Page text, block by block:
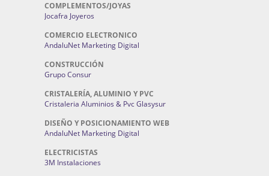
COMPLEMENTOS/JOYAS
Jocafra Joyeros
COMERCIO ELECTRONICO
AndaluNet Marketing Digital
CONSTRUCCIÓN
Grupo Consur
CRISTALERÍA, ALUMINIO Y PVC
Cristaleria Aluminios & Pvc Glasysur
DISEÑO Y POSICIONAMIENTO WEB
AndaluNet Marketing Digital
ELECTRICISTAS
3M Instalaciones